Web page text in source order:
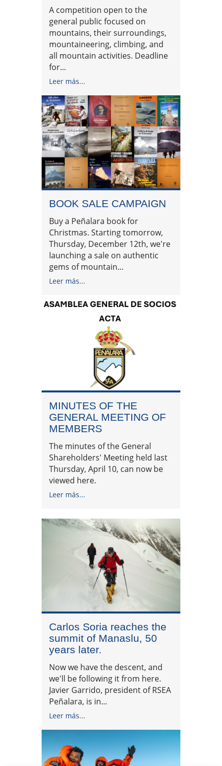
A competition open to the
general public focused on
mountains, their surroundings,
mountaineering, climbing, and
all mountain activities. Deadline
for...
Leer más...
BOOK SALE CAMPAIGN
Buy a Peñalara book for
Christmas. Starting tomorrow,
Thursday, December 12th, we're
launching a sale on authentic
gems of mountain...
Leer más...
MINUTES OF THE
GENERAL MEETING OF
MEMBERS
The minutes of the General
Shareholders' Meeting held last
Thursday, April 10, can now be
viewed here.
Leer más...
Carlos Soria reaches the
summit of Manaslu, 50
years later.
Now we have the descent, and
we'll be following it from here.
Javier Garrido, president of RSEA
Peñalara, is in...
Leer más...